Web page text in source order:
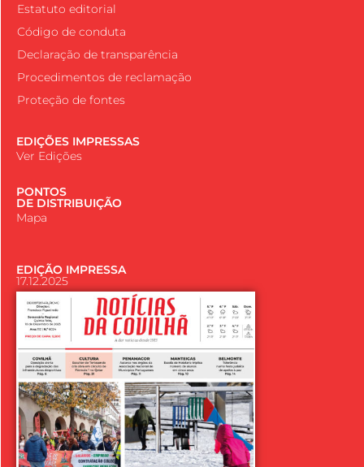
Estatuto editorial
Código de conduta
Declaração de transparência
Procedimentos de reclamação
Proteção de fontes
EDIÇÕES IMPRESSAS
Ver Edições
PONTOS
DE DISTRIBUIÇÃO
Mapa
EDIÇÃO IMPRESSA
17.12.2025